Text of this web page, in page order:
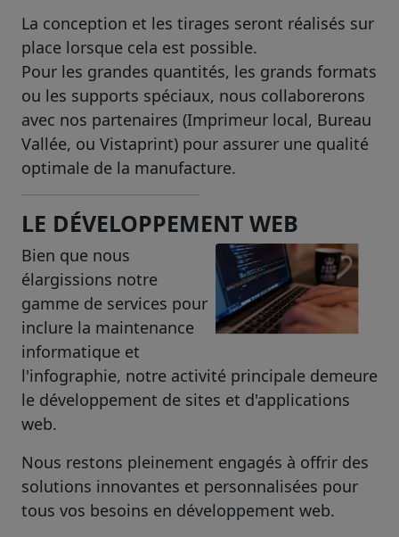
La conception et les tirages seront réalisés sur
place lorsque cela est possible.
Pour les grandes quantités, les grands formats
ou les supports spéciaux, nous collaborerons
avec nos partenaires (Imprimeur local, Bureau
Vallée, ou Vistaprint) pour assurer une qualité
optimale de la manufacture.
LE DÉVELOPPEMENT WEB
Bien que nous
élargissions notre
gamme de services pour
inclure la maintenance
informatique et
l'infographie, notre activité principale demeure
le développement de sites et d'applications
web.
Nous restons pleinement engagés à offrir des
solutions innovantes et personnalisées pour
tous vos besoins en développement web.